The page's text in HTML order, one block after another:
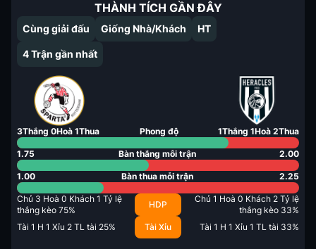
THÀNH TÍCH GẦN ĐÂY
Cùng giải đấu Giống Nhà/Khách HT
4Trận gần nhất
3Thắng 0Hoà 1Thua Phong độ 1Thắng 1Hoà 2Thua
1.75 Bàn thắng mỗi trận 2.00
1.00 Bàn thua mỗi trận 2.25
Chủ 3 Hoà 0 Khách 1 Tỷ lệ
thắng kèo 75%
HDP
Chủ 1 Hoà 0 Khách 2 Tỷ lệ
thắng kèo 33%
Tài 1 H 1 Xỉu 2 TL tài 25% Tài Xỉu Tài 1 H 1 Xỉu 1 TL tài 33%